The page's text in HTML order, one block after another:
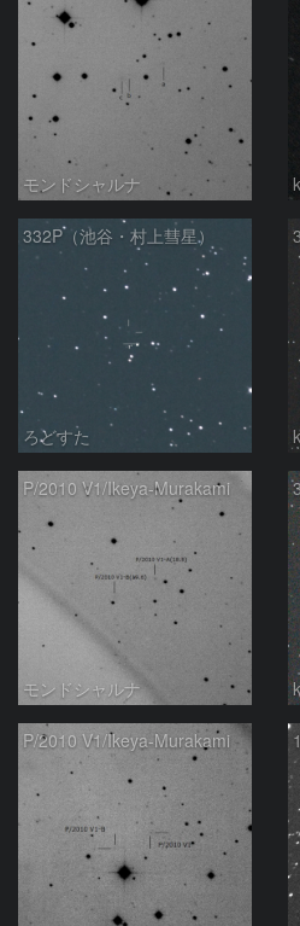
モンドシャルナ
332P（池谷・村上彗星）
ろどすた
P/2010 V1/Ikeya-Murakami
モンドシャルナ
P/2010 V1/Ikeya-Murakami